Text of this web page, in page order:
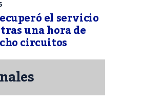
el servicio
una hora de
circuitos